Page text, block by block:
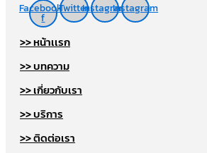
Facebook-
f
TwitterInstagramInstagram
>> หน้าเเรก
>> บทความ
>> เกี่ยวกับเรา
>> บริการ
>> ติดต่อเรา